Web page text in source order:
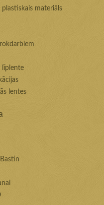
plastiskais materiāls
līplente
lentes